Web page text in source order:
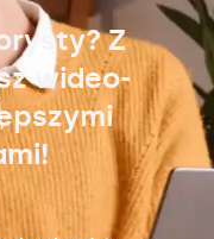
Z
wideo-